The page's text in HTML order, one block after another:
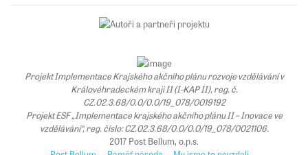
Projekt Implementace Krajského akčního plánu rozvoje vzdělávání v
Královéhradeckém kraji II (I-KAP II), reg. č.
CZ.02.3.68/0.0/0.0/19_078/0019192
Projekt ESF „Implementace krajského akčního plánu II – Inovace ve
vzdělávání“, reg. číslo: CZ.02.3.68/0.0/0.0/19_078/0021106.
2017 Post Bellum, o.p.s.